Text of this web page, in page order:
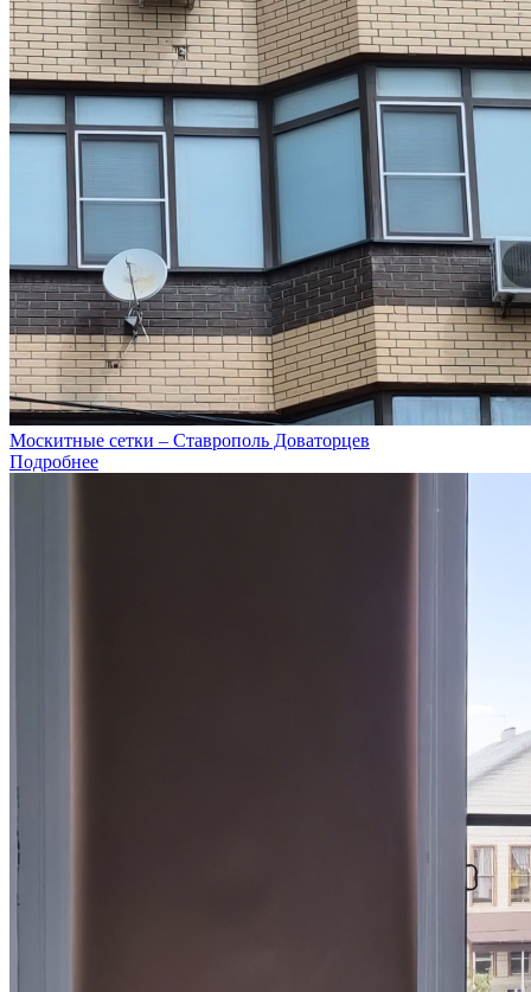
Москитные сетки – Ставрополь Доваторцев
Подробнее